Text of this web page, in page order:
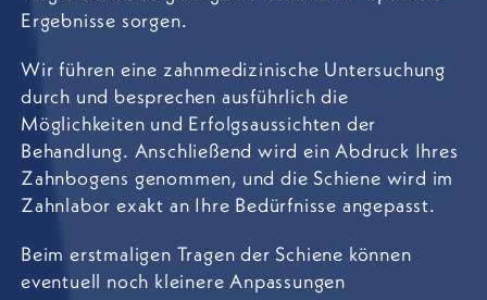
Ergebnisse sorgen.
Wir führen eine zahnmedizinische Untersuchung
durch und besprechen ausführlich die
Möglichkeiten und Erfolgsaussichten der
Behandlung. Anschließend wird ein Abdruck Ihres
Zahnbogens genommen, und die Schiene wird im
Zahnlabor exakt an Ihre Bedürfnisse angepasst.
Beim erstmaligen Tragen der Schiene können
eventuell noch kleinere Anpassungen